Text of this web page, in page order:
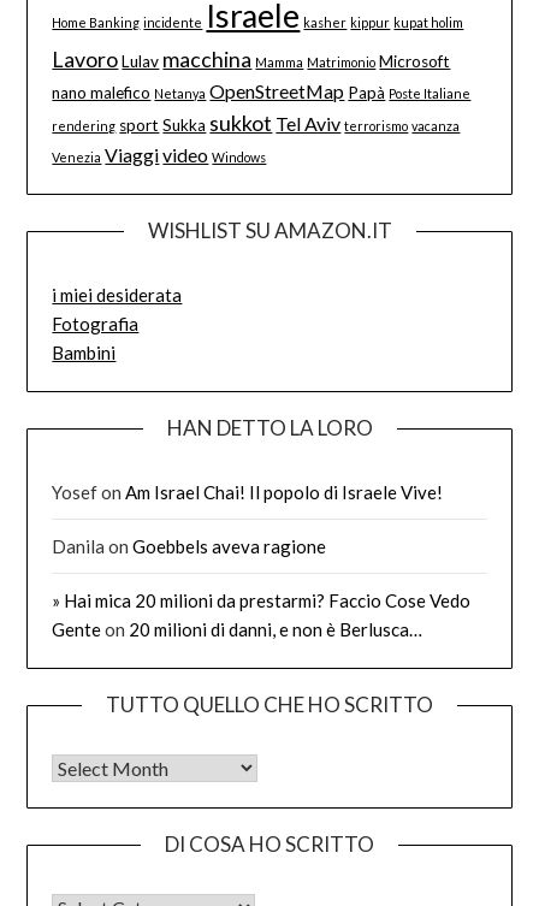
Home Banking incidente Israele kasher kippur kupat holim
Lavoro Lulav macchina Mamma Matrimonio Microsoft
nano malefico Netanya OpenStreetMap Papà Poste Italiane
rendering sport Sukka sukkot Tel Aviv terrorismo vacanza
Venezia Viaggivideo Windows
WISHLIST SU AMAZON.IT
i miei desiderata
Fotografia
Bambini
HAN DETTO LA LORO
Yosefon Am Israel Chai! Il popolo di Israele Vive!
Danila onGoebbels aveva ragione
» Hai mica 20 milioni da prestarmi? Faccio Cose Vedo
Genteon 20 milioni di danni, e non è Berlusca…
TUTTO QUELLO CHE HO SCRITTO
Tutto quello che ho scritto
DI COSA HO SCRITTO